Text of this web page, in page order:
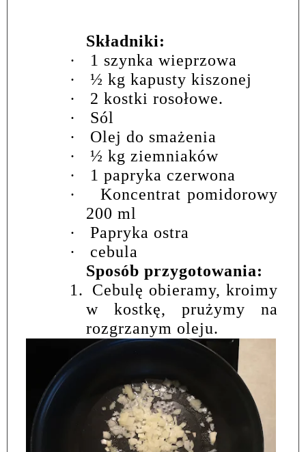
Składniki:
·
1 szynka wieprzowa
·
½ kg kapusty kiszonej
·
2 kostki rosołowe.
·
Sól
·
Olej do smażenia
·
½ kg ziemniaków
·
1 papryka czerwona
·
Koncentrat pomidorowy
200 ml
·
Papryka ostra
·
cebula
Sposób przygotowania:
1.
Cebulę obieramy, kroimy
w kostkę, prużymy na
rozgrzanym oleju.